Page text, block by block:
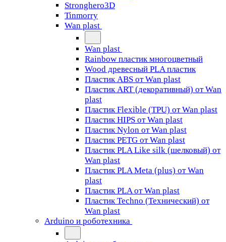
Stronghero3D
Tinmorry
Wan plast
Wan plast
Rainbow пластик многоцветный
Wood древесный PLA пластик
Пластик ABS от Wan plast
Пластик ART (декоративный) от Wan
plast
Пластик Flexible (TPU) от Wan plast
Пластик HIPS от Wan plast
Пластик Nylon от Wan plast
Пластик PETG от Wan plast
Пластик PLA Like silk (шелковый) от
Wan plast
Пластик PLA Meta (plus) от Wan
plast
Пластик PLA от Wan plast
Пластик Techno (Технический) от
Wan plast
Arduino и роботехника